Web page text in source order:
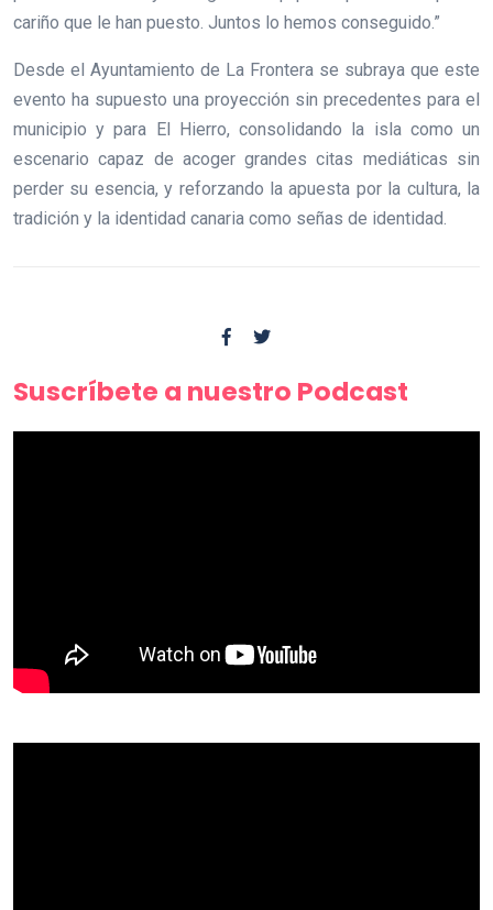
cariño que le han puesto. Juntos lo hemos conseguido.”
Desde el Ayuntamiento de La Frontera se subraya que este
evento ha supuesto una proyección sin precedentes para el
municipio y para El Hierro, consolidando la isla como un
escenario capaz de acoger grandes citas mediáticas sin
perder su esencia, y reforzando la apuesta por la cultura, la
tradición y la identidad canaria como señas de identidad.
Suscríbete a nuestro Podcast